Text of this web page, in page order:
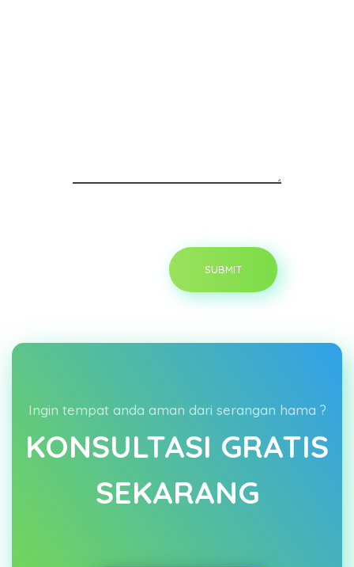
Ingin tempat anda aman dari serangan hama ?
KONSULTASI GRATIS
SEKARANG